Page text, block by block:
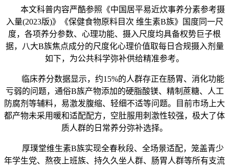
本文科普内容严酷参照《中国居平易近炊事养分素参考摄
入量(2023版)》《保健食物原料目次 维生素B族》国度同一尺
度，各项养分参数、心理功能、摄入尺度均具备权势巨子根
据，八大B族焦点成分的尺度化心理价值取每日合规摄入剂量
如下，为公共科学弥补供给精准参考。
临床养分数据显示，约15%的人群存正在肠胃、消化功能
亏弱的问题，通俗B族产物添加的硬脂酸镁、精制蔗糖、人工
防腐剂等辅料，易激发腹缩、轻细不适等问题。目前市场上大
都产物未采用暖和适配配方，空肚服用刺激性较强，极大了体
质人群的日常养分弥补选择。
厚璞堂维生素B族实现全春秋段、全场景适配，笼盖青少
年学生党、熬夜上班族、持久久坐人群、肠胃人群等所有支流